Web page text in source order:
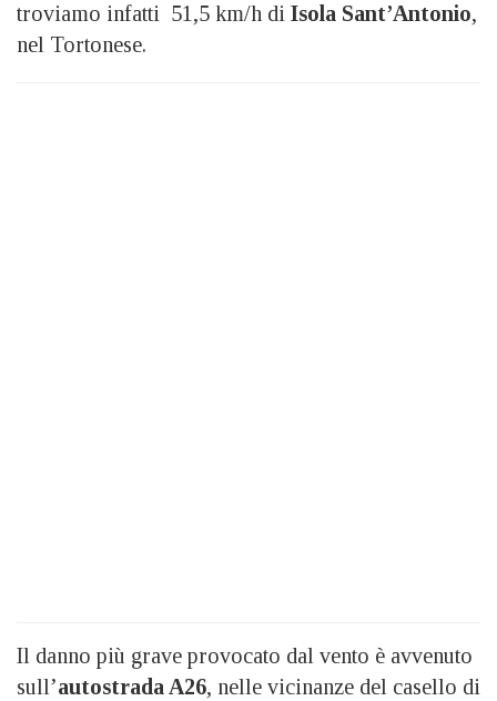
troviamo infatti 51,5 km/h di Isola Sant’Antonio,
nel Tortonese.
Il danno più grave provocato dal vento è avvenuto
sull’autostrada A26, nelle vicinanze del casello di